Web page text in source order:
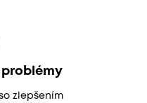
problémy
zlepšením